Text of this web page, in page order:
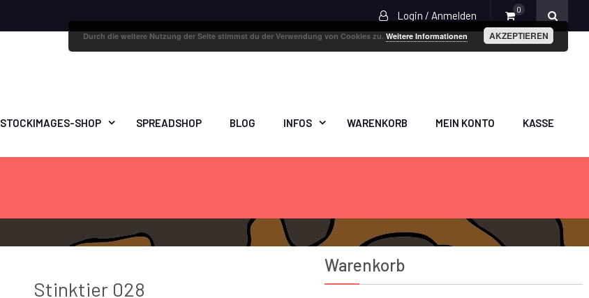
Login / Anmelden 0
STOCKIMAGES-SHOP SPREADSHOP BLOG INFOS WARENKORB MEIN KONTO KASSE
Stinktier 028
Warenkorb
Durch die weitere Nutzung der Seite stimmst du der Verwendung von Cookies zu. Weitere Informationen AKZEPTIEREN